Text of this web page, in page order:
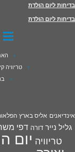
בדיחות ליום הולדת
בדיחות ליום הולדת
טריוויה
אינדיאנים אליס בארץ
גליל נייר דורה דפי
טריוויה יום